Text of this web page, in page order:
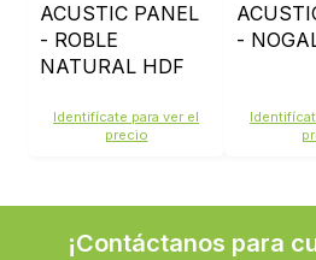
ACUSTIC PANEL
- ROBLE
NATURAL HDF
Identifícate para ver el
precio
-
¡Contáctanos para